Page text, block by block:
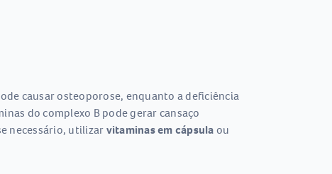
causar osteoporose, enquanto a deficiência
do complexo B pode gerar cansaço
necessário, utilizarvitaminas em cápsula ou